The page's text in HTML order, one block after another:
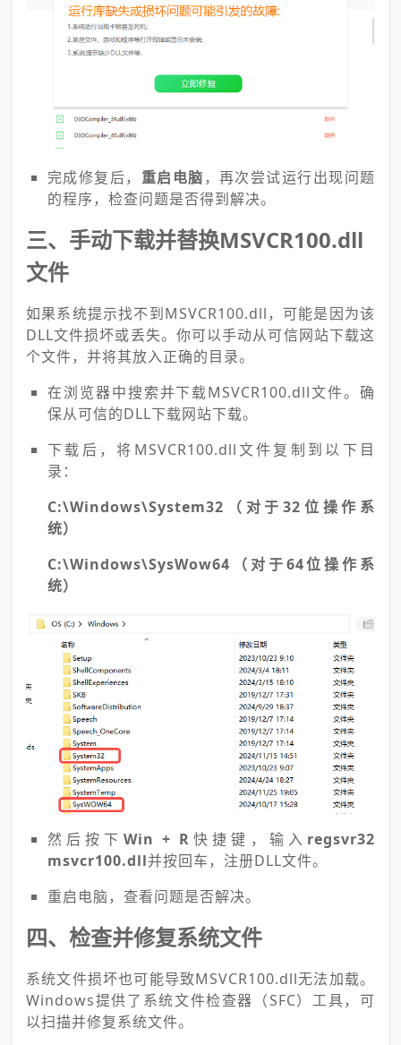
完成修复后， 重启电脑 ，再次尝试运行出现问题
的程序，检查问题是否得到解决。
三、手动下载并替换MSVCR100.dll
文件
如果系统提示找不到MSVCR100.dll，可能是因为该
DLL文件损坏或丢失。你可以手动从可信网站下载这
个文件，并将其放入正确的目录。
在浏览器中搜索并下载MSVCR100.dll文件。确
保从可信的DLL下载网站下载。
下载后，将MSVCR100.dll文件复制到以下目
录：
C:\Windows\System32（对于32位操作系
统）
C:\Windows\SysWow64（对于64位操作系
统）
然后按下 Win + R 快捷键，输入 regsvr32
msvcr100.dll并按回车，注册DLL文件。
重启电脑，查看问题是否解决。
四、检查并修复系统文件
系统文件损坏也可能导致MSVCR100.dll无法加载。
Windows提供了系统文件检查器（SFC）工具，可
以扫描并修复系统文件。